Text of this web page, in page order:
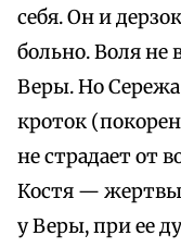
себя. Он и
больно. Воля не
Веры. Но
кроток
не страдает от
Костя — жертвы
у Веры, при ее